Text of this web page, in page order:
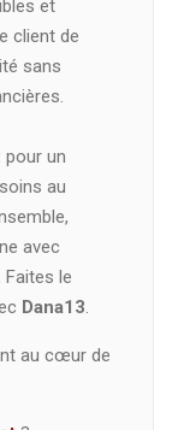
et
client de
sans
pour un
au
avec
le
Dana13.
au cœur de